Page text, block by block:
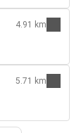
4.91 km
5.71 km